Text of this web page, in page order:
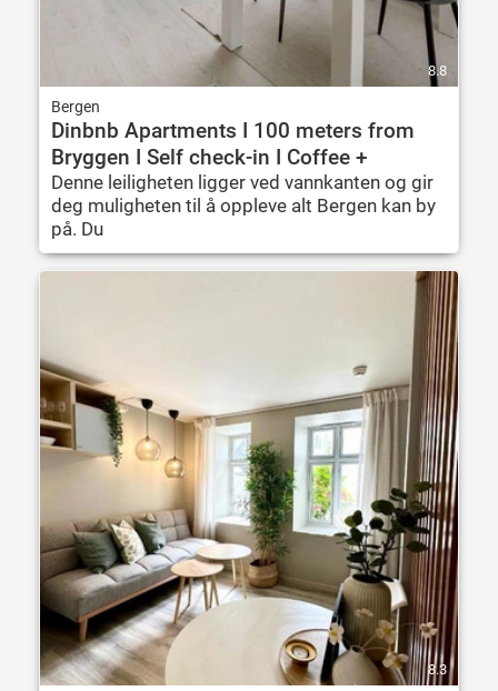
8.8
Bergen
Dinbnb Apartments I 100 meters from
Bryggen I Self check-in I Coffee +
Denne leiligheten ligger ved vannkanten og gir
deg muligheten til å oppleve alt Bergen kan by
på. Du
8.3